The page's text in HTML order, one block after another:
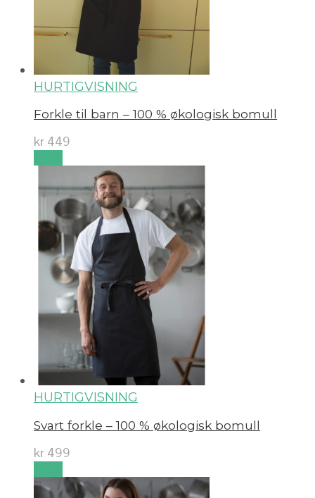
HURTIGVISNING
Forkle til barn – 100 % økologisk bomull
kr 449
HURTIGVISNING
Svart forkle – 100 % økologisk bomull
kr 499